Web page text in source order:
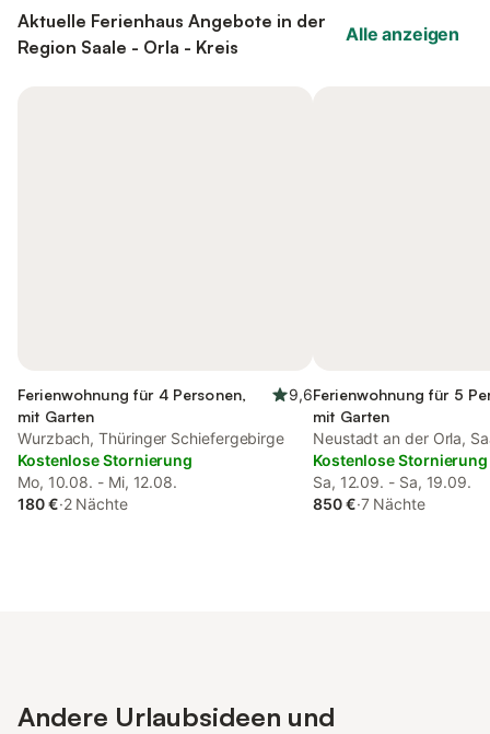
Aktuelle Ferienhaus Angebote in der
Region Saale - Orla - Kreis
Alle anzeigen
Ferienwohnung für 4 Personen,
mit Garten
9,6
Wurzbach, Thüringer Schiefergebirge
Kostenlose Stornierung
Mo, 10.08. - Mi, 12.08.
180 €·2 Nächte
Ferienwohnung für 5
mit Garten
Neustadt an der Orla,
Kostenlose Stornierung
Sa, 12.09. - Sa, 19.09.
850 €·7 Nächte
Andere Urlaubsideen und